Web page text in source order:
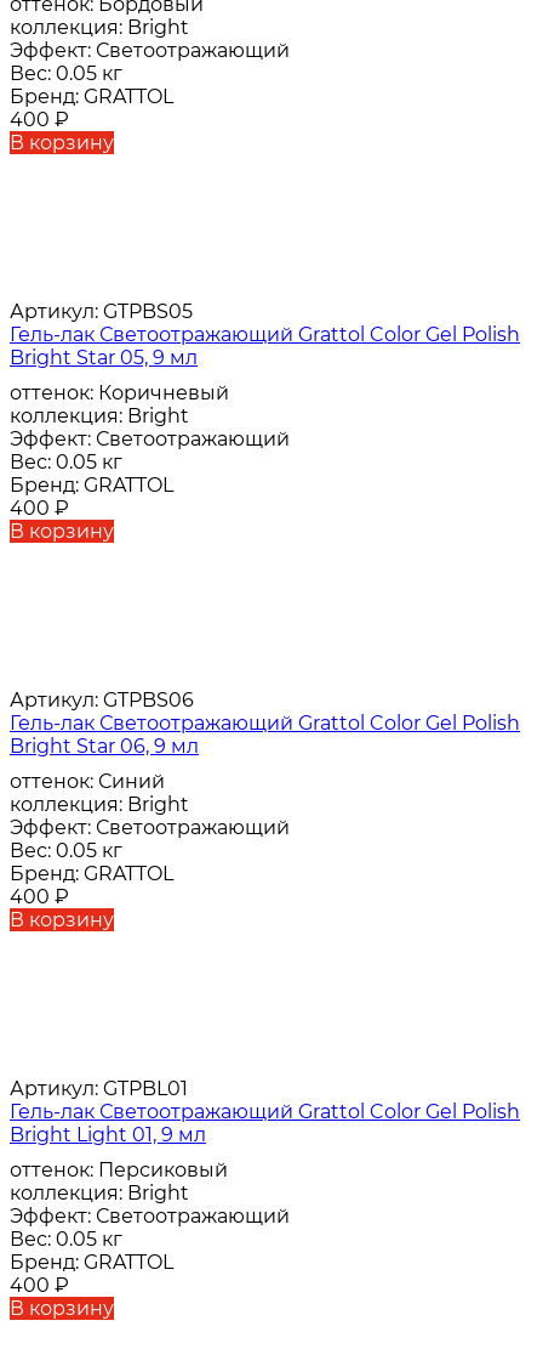
оттенок: Бордовый
коллекция: Bright
Эффект: Светоотражающий
Вес: 0.05 кг
Бренд: GRATTOL
400 ₽
В корзину
Артикул: GTPBS05
Гель-лак Светоотражающий Grattol Color Gel Polish
Bright Star 05, 9 мл
оттенок: Коричневый
коллекция: Bright
Эффект: Светоотражающий
Вес: 0.05 кг
Бренд: GRATTOL
400 ₽
В корзину
Артикул: GTPBS06
Гель-лак Светоотражающий Grattol Color Gel Polish
Bright Star 06, 9 мл
оттенок: Синий
коллекция: Bright
Эффект: Светоотражающий
Вес: 0.05 кг
Бренд: GRATTOL
400 ₽
В корзину
Артикул: GTPBL01
Гель-лак Светоотражающий Grattol Color Gel Polish
Bright Light 01, 9 мл
оттенок: Персиковый
коллекция: Bright
Эффект: Светоотражающий
Вес: 0.05 кг
Бренд: GRATTOL
400 ₽
В корзину